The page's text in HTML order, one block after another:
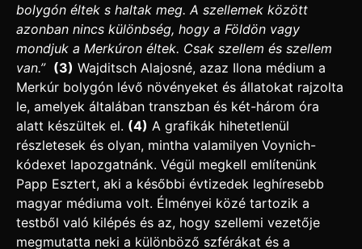
bolygón éltek s haltak meg. A szellemek között
azonban nincs különbség, hogy a Földön vagy
mondjuk a Merkúron éltek. Csak szellem és szellem
van.” (3) Wajditsch Alajosné, azaz Ilona médium a
Merkúr bolygón lévő növényeket és állatokat rajzolta
le, amelyek általában transzban és két-három óra
alatt készültek el. (4) A grafikák hihetetlenül
részletesek és olyan, mintha valamilyen Voynich-
kódexet lapozgatnánk. Végül megkell említenünk
Papp Esztert, aki a későbbi évtizedek leghíresebb
magyar médiuma volt. Élményei közé tartozik a
testből való kilépés és az, hogy szellemi vezetője
megmutatta neki a különböző szférákat és a